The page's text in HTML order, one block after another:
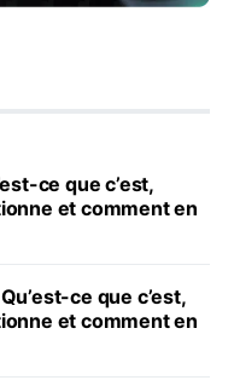
ce que c’est,
et comment en
ce que c’est,
et comment en